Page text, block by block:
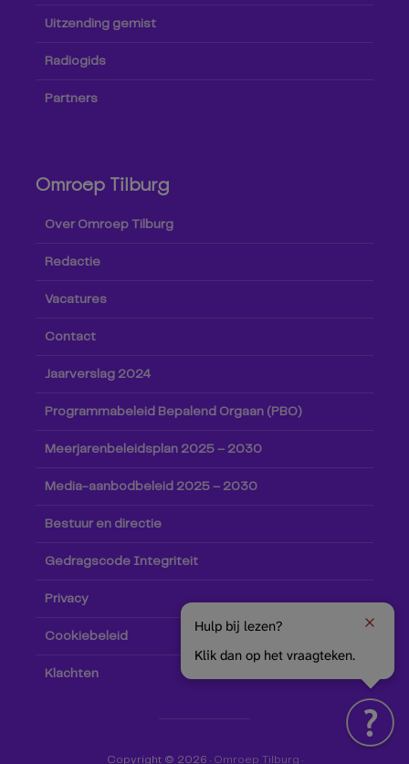
Uitzending gemist
Radiogids
Partners
Omroep Tilburg
Over Omroep Tilburg
Redactie
Vacatures
Contact
Jaarverslag 2024
Programmabeleid Bepalend Orgaan (PBO)
Meerjarenbeleidsplan 2025 – 2030
Media-aanbodbeleid 2025 – 2030
Bestuur en directie
Gedragscode Integriteit
Privacy
Cookiebeleid
Klachten
Copyright © 2026 · Omroep Tilburg ·
Hulp bij lezen?
Klik dan op het vraagteken.